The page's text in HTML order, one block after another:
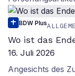
BDW Plus
Wo ist das
16. Juli 2026
Angesichts des